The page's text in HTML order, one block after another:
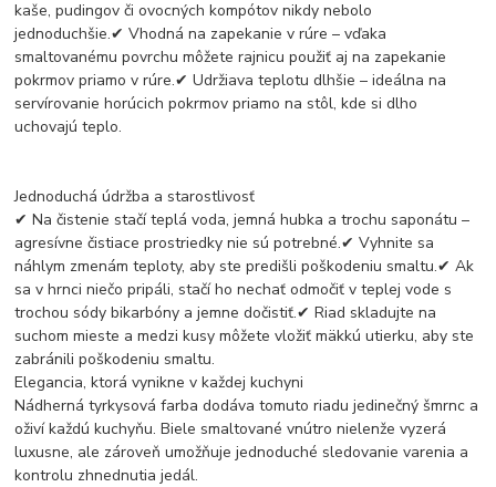
kaše, pudingov či ovocných kompótov nikdy nebolo
jednoduchšie.✔ Vhodná na zapekanie v rúre – vďaka
smaltovanému povrchu môžete rajnicu použiť aj na zapekanie
pokrmov priamo v rúre.✔ Udržiava teplotu dlhšie – ideálna na
servírovanie horúcich pokrmov priamo na stôl, kde si dlho
uchovajú teplo.
Jednoduchá údržba a starostlivosť
✔ Na čistenie stačí teplá voda, jemná hubka a trochu saponátu –
agresívne čistiace prostriedky nie sú potrebné.✔ Vyhnite sa
náhlym zmenám teploty, aby ste predišli poškodeniu smaltu.✔ Ak
sa v hrnci niečo pripáli, stačí ho nechať odmočiť v teplej vode s
trochou sódy bikarbóny a jemne dočistiť.✔ Riad skladujte na
suchom mieste a medzi kusy môžete vložiť mäkkú utierku, aby ste
zabránili poškodeniu smaltu.
Elegancia, ktorá vynikne v každej kuchyni
Nádherná tyrkysová farba dodáva tomuto riadu jedinečný šmrnc a
oživí každú kuchyňu. Biele smaltované vnútro nielenže vyzerá
luxusne, ale zároveň umožňuje jednoduché sledovanie varenia a
kontrolu zhnednutia jedál.